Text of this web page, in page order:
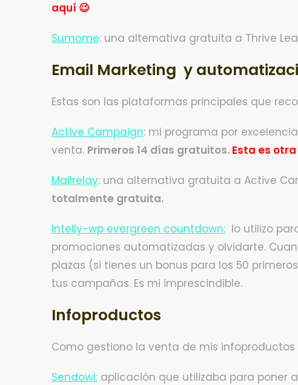
aquí 😉
Sumome: una alternativa gratuita a Thrive
Email Marketing y
Estas son las plataformas principales que
Active Campaign: mi programa por
venta. Primeros 14 días gratuitos. Esta es
Mailrelay: una alternativa gratuita a Active
totalmente gratuita.
Intelly-wp evergreen countdown:lo utilizo
promociones automatizadas y olvidarte.
plazas (si tienes un bonus para los 50
tus campañas. Es mi imprescindible.
Infoproductos
Como gestiono la venta de mis
Sendowl:aplicación que utilizaba para poner